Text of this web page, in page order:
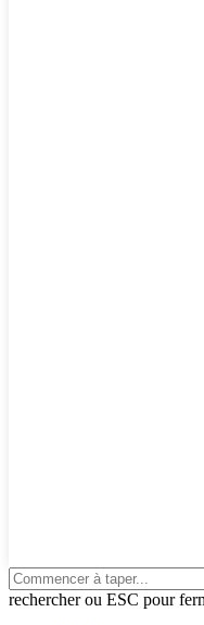
rechercher ou ESC pour